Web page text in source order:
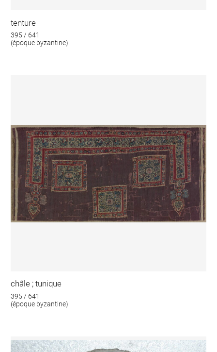
tenture
395 / 641
(époque byzantine)
châle ; tunique
395 / 641
(époque byzantine)